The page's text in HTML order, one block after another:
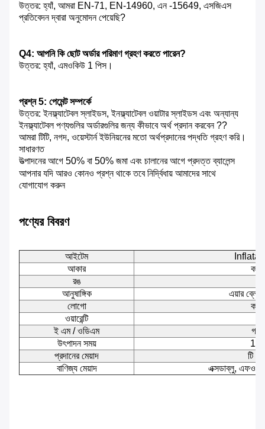
উত্তর: হ্যাঁ, আমরা EN-71, EN-14960, এন -15649, এসজিএস
প্রতিবেদন দ্বারা অনুমোদন পেয়েছি?
Q4: আপনি কি ছোট অর্ডার পরিমাণ গ্রহণ করতে পারেন?
উত্তর: হ্যাঁ, এমওকিউ 1 পিস।
প্রশ্ন 5: পেমেন্ট সম্পর্কে
উত্তর: ইনফ্ল্যাটেবল স্লাইডস, ইনফ্ল্যাটেবল ওয়াটার স্লাইডস এবং অন্যান্য
ইনফ্ল্যাটেবল পণ্যগুলির অর্ডারগুলির জন্য কীভাবে অর্থ প্রদান করবেন ??
আমরা টিটি, নগদ, ওয়েস্টার্ন ইউনিয়নের মতো অর্থপ্রদানের পদ্ধতি গ্রহণ করি।
সাধারণত
উত্পাদনের আগে 50% বা 50% জমা এবং চালানের আগে প্রদত্ত ব্যালেন্স
আপনার যদি আরও কোনও প্রশ্ন থাকে তবে নির্দ্বিধায় আমাদের সাথে
যোগাযোগ করুন
পণ্যের বিবরণ
আইটেম
আকার
রঙ
আনুষাঙ্গিক
এয়ার
লোগো
ওয়ারেন্টি
ই এম / ওডিএম
উৎপাদন সময়
15-
প্রদানের মেয়াদ
টি /
বাণিজ্য মেয়াদ
এক্সডাব্লু,